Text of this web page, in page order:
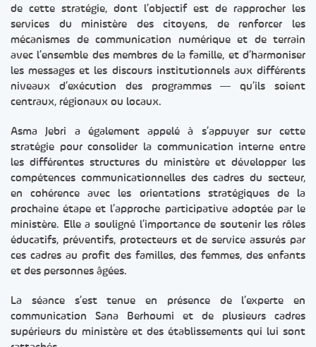
de cette stratégie, dont l’objectif est de rapprocher les
services du ministère des citoyens, de renforcer les
mécanismes de communication numérique et de terrain
avec l’ensemble des membres de la famille, et d’harmoniser
les messages et les discours institutionnels aux différents
niveaux d’exécution des programmes — qu’ils soient
centraux, régionaux ou locaux.
Asma Jebri a également appelé à s’appuyer sur cette
stratégie pour consolider la communication interne entre
les différentes structures du ministère et développer les
compétences communicationnelles des cadres du secteur,
en cohérence avec les orientations stratégiques de la
prochaine étape et l’approche participative adoptée par le
ministère. Elle a souligné l’importance de soutenir les rôles
éducatifs, préventifs, protecteurs et de service assurés par
ces cadres au profit des familles, des femmes, des enfants
et des personnes âgées.
La séance s’est tenue en présence de l’experte en
communication Sana Berhoumi et de plusieurs cadres
supérieurs du ministère et des établissements qui lui sont